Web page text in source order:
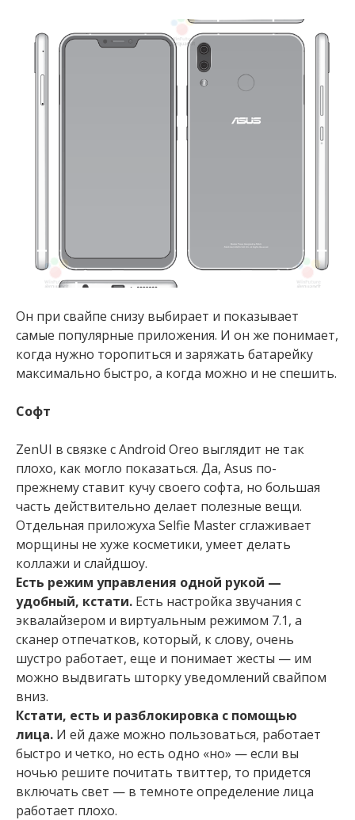
Он при свайпе снизу выбирает и показывает
самые популярные приложения. И он же понимает,
когда нужно торопиться и заряжать батарейку
максимально быстро, а когда можно и не спешить.
Софт
ZenUI в связке с Android Oreo выглядит не так
плохо, как могло показаться. Да, Asus по-
прежнему ставит кучу своего софта, но большая
часть действительно делает полезные вещи.
Отдельная приложуха Selfie Master сглаживает
морщины не хуже косметики, умеет делать
коллажи и слайдшоу.
Есть режим управления одной рукой —
удобный, кстати. Есть настройка звучания с
эквалайзером и виртуальным режимом 7.1, а
сканер отпечатков, который, к слову, очень
шустро работает, еще и понимает жесты — им
можно выдвигать шторку уведомлений свайпом
вниз.
Кстати, есть и разблокировка с помощью
лица. И ей даже можно пользоваться, работает
быстро и четко, но есть одно «но» — если вы
ночью решите почитать твиттер, то придется
включать свет — в темноте определение лица
работает плохо.